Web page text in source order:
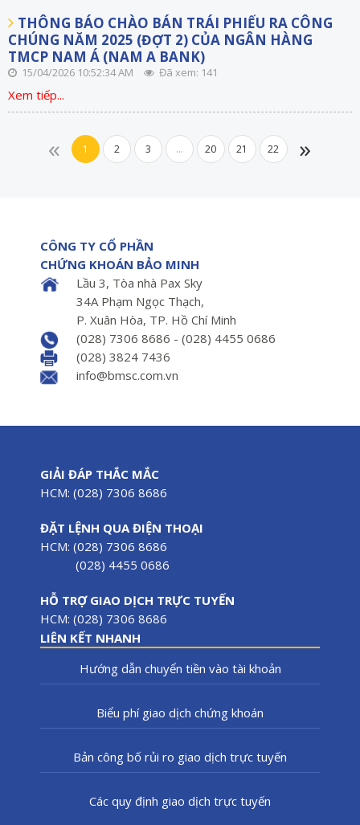
THÔNG BÁO CHÀO BÁN TRÁI PHIẾU RA CÔNG
CHÚNG NĂM 2025 (ĐỢT 2) CỦA NGÂN HÀNG
TMCP NAM Á (NAM A BANK)
15/04/2026 10:52:34 AM Đã xem: 141
Xem tiếp...
« 1 2 3 ... 20 21 22 »
CÔNG TY CỔ PHẦN
CHỨNG KHOÁN BẢO MINH
Lầu 3, Tòa nhà Pax Sky
34A Phạm Ngọc Thạch,
P. Xuân Hòa, TP. Hồ Chí Minh
(028) 7306 8686 - (028) 4455 0686
(028) 3824 7436
info@bmsc.com.vn
GIẢI ĐÁP THẮC MẮC
HCM: (028) 7306 8686
ĐẶT LỆNH QUA ĐIỆN THOẠI
HCM: (028) 7306 8686
(028) 4455 0686
HỖ TRỢ GIAO DỊCH TRỰC TUYẾN
HCM: (028) 7306 8686
LIÊN KẾT NHANH
Hướng dẫn chuyển tiền vào tài khoản
Biểu phí giao dịch chứng khoán
Bản công bố rủi ro giao dịch trực tuyến
Các quy định giao dịch trực tuyến